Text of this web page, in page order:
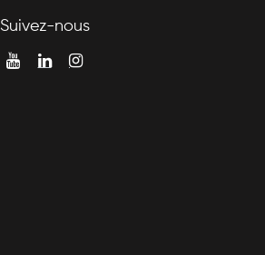
Suivez-nous